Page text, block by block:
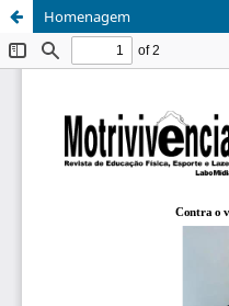
Homenagem